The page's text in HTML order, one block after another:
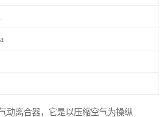
动离合器，它是以压缩空气为操纵